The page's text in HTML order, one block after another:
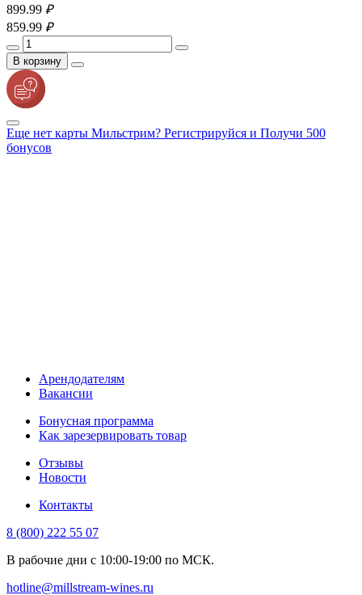
899.99 ₽
859.99 ₽
В корзину
Еще нет карты Мильстрим? Регистрируйся и Получи 500
бонусов
Арендодателям
Вакансии
Бонусная программа
Как зарезервировать товар
Отзывы
Новости
Контакты
8 (800) 222 55 07
В рабочие дни с 10:00-19:00 по МСК.
hotline@millstream-wines.ru